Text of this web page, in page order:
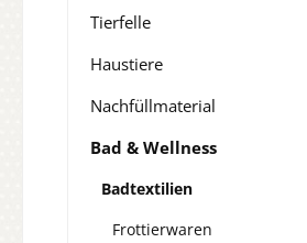
Tierfelle
Haustiere
Nachfüllmaterial
Bad & Wellness
Badtextilien
Frottierwaren